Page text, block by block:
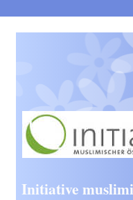
Initiative